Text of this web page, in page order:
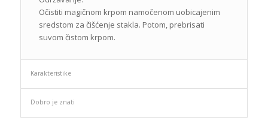
Očistiti magičnom krpom namočenom uobicajenim
sredstom za čišćenje stakla. Potom, prebrisati
suvom čistom krpom.
Karakteristike
Dobro je znati